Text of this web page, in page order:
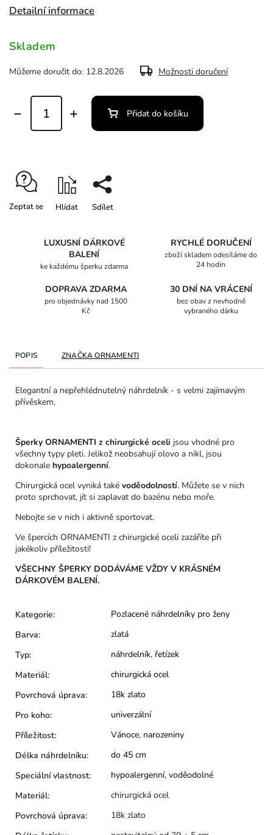
Detailní informace
Skladem
Můžeme doručit do: 12.8.2026 Možnosti doručení
Přidat do košíku
Zeptat se Hlídat Sdílet
LUXUSNÍ DÁRKOVÉ
BALENÍ
ke každému šperku zdarma
RYCHLÉ DORUČENÍ
zboží skladem odesíláme do
24 hodin
DOPRAVA ZDARMA
pro objednávky nad 1500
Kč
30 DNÍ NA VRÁCENÍ
bez obav z nevhodně
vybraného dárku
POPIS ZNAČKAORNAMENTI
Elegantní a nepřehlédnutelný náhrdelník - s velmi zajímavým
přívěskem,
Šperky ORNAMENTI z chirurgické oceli jsou vhodné pro
všechny typy pleti. Jelikož neobsahují olovo a nikl, jsou
dokonale hypoalergenní.
Chirurgická ocel vyniká také voděodolností. Můžete se v nich
proto sprchovat, jít si zaplavat do bazénu nebo moře.
Nebojte se v nich i aktivně sportovat.
Ve špercích ORNAMENTI z chirurgické oceli zazáříte při
jakékoliv příležitosti!
VŠECHNY ŠPERKY DODÁVÁME VŽDY V KRÁSNÉM
DÁRKOVÉM BALENÍ.
Kategorie:
Pozlacené náhrdelníky pro ženy
Barva:
zlatá
Typ: náhrdelník, řetízek
Materiál:
chirurgická ocel
Povrchová úprava:
18k zlato
Pro koho:
univerzální
Příležitost: Vánoce, narozeniny
Délka náhrdelníku:
do 45 cm
Speciální vlastnost: hypoalergenní, voděodolné
Materiál:
chirurgická ocel
Povrchová úprava:
18k zlato